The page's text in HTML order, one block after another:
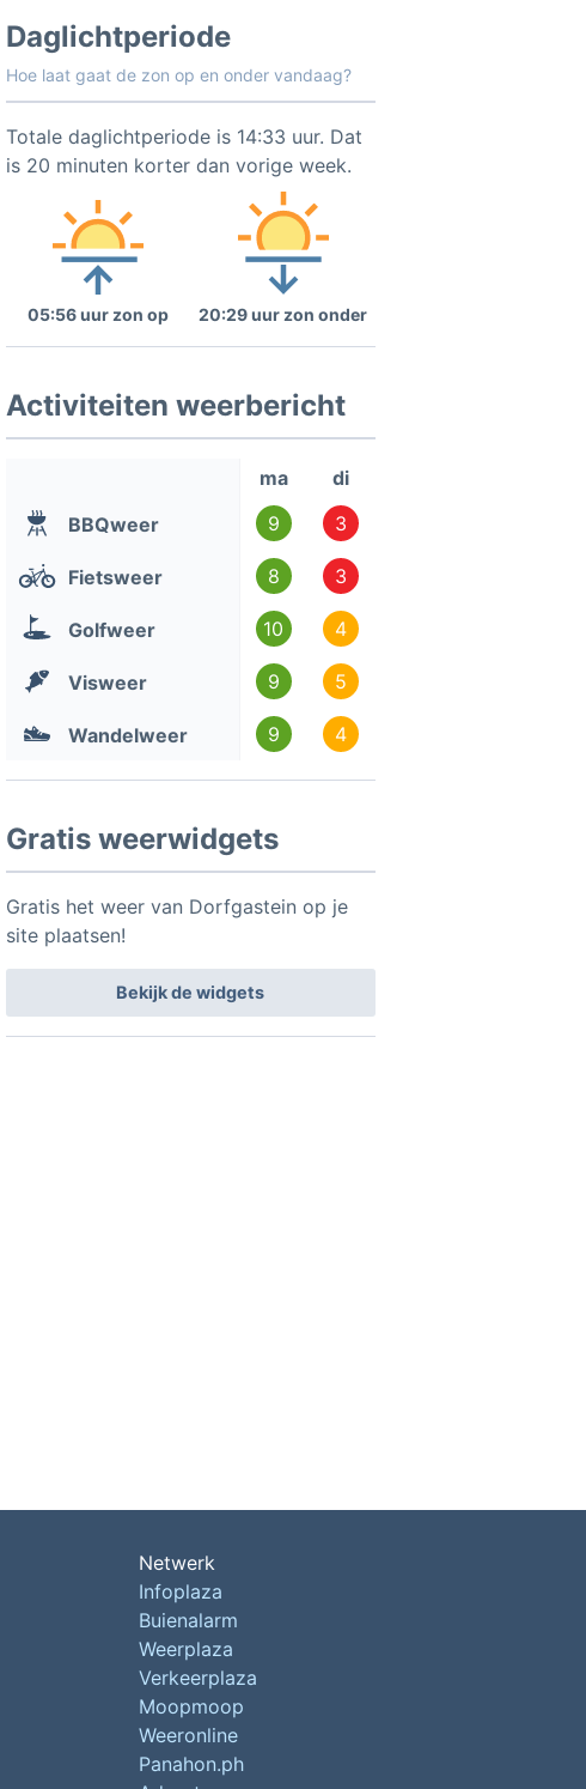
Daglichtperiode
Hoe laat gaat de zon op en onder vandaag?
Totale daglichtperiode is 14:33 uur. Dat
is 20 minuten korter dan vorige week.
05:56 uur zon op 20:29 uur zon onder
Activiteiten weerbericht
ma
di
BBQweer
9 3
Fietsweer 8 3
Golfweer 10 4
Visweer 9 5
Wandelweer 9 4
Gratis weerwidgets
Gratis het weer van Dorfgastein op je
site plaatsen!
Bekijk de widgets
Netwerk
Infoplaza
Buienalarm
Weerplaza
Verkeerplaza
Moopmoop
Weeronline
Panahon.ph